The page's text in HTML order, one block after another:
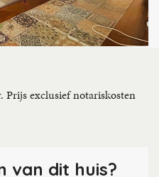
Prijs exclusief notariskosten
van dit huis?